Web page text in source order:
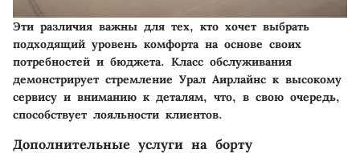
Эти различия важны для тех, кто хочет выбрать
подходящий уровень комфорта на основе своих
потребностей и бюджета. Класс обслуживания
демонстрирует стремление Урал Аирлайнс к высокому
сервису и вниманию к деталям, что, в свою очередь,
способствует лояльности клиентов.
Дополнительные услуги на борту